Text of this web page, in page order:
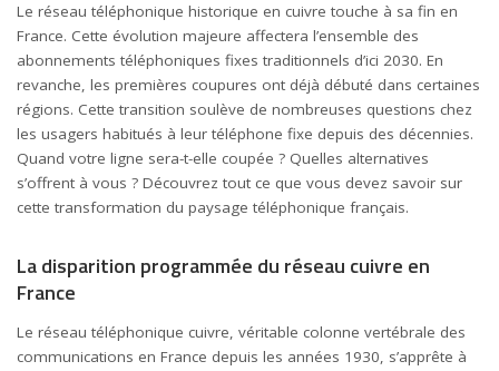
Le réseau téléphonique historique en cuivre touche à sa fin en
France. Cette évolution majeure affectera l’ensemble des
abonnements téléphoniques fixes traditionnels d’ici 2030. En
revanche, les premières coupures ont déjà débuté dans certaines
régions. Cette transition soulève de nombreuses questions chez
les usagers habitués à leur téléphone fixe depuis des décennies.
Quand votre ligne sera-t-elle coupée ? Quelles alternatives
s’offrent à vous ? Découvrez tout ce que vous devez savoir sur
cette transformation du paysage téléphonique français.
La disparition programmée du réseau cuivre en
France
Le réseau téléphonique cuivre, véritable colonne vertébrale des
communications en France depuis les années 1930, s’apprête à